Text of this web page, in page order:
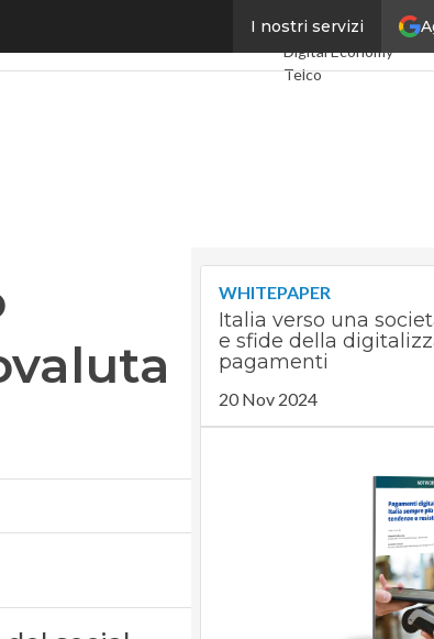
I nostri servizi
criptovaluta di FacebookUltimi articoli
Digital Economy
Telco
Podcast
WHITEPAPER
Italia verso una
e sfide della
pagamenti
20 Nov 2024